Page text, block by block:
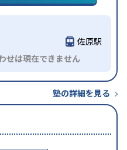
佐原駅
せは現在できません
塾の詳細を見る